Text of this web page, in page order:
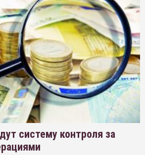
систему контроля за